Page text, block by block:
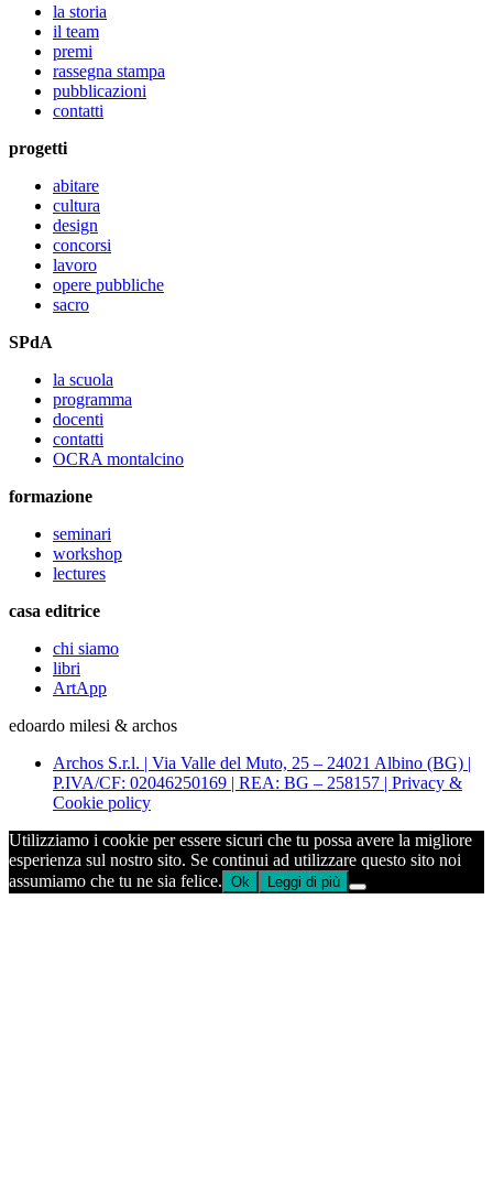
la storia
il team
premi
rassegna stampa
pubblicazioni
contatti
progetti
abitare
cultura
design
concorsi
lavoro
opere pubbliche
sacro
SPdA
la scuola
programma
docenti
contatti
OCRA montalcino
formazione
seminari
workshop
lectures
casa editrice
chi siamo
libri
ArtApp
edoardo milesi & archos
Archos S.r.l. | Via Valle del Muto, 25 – 24021 Albino (BG) |
P.IVA/CF: 02046250169 | REA: BG – 258157 | Privacy &
Cookie policy
Utilizziamo i cookie per essere sicuri che tu possa avere la migliore
esperienza sul nostro sito. Se continui ad utilizzare questo sito noi
assumiamo che tu ne sia felice. Ok Leggi di più